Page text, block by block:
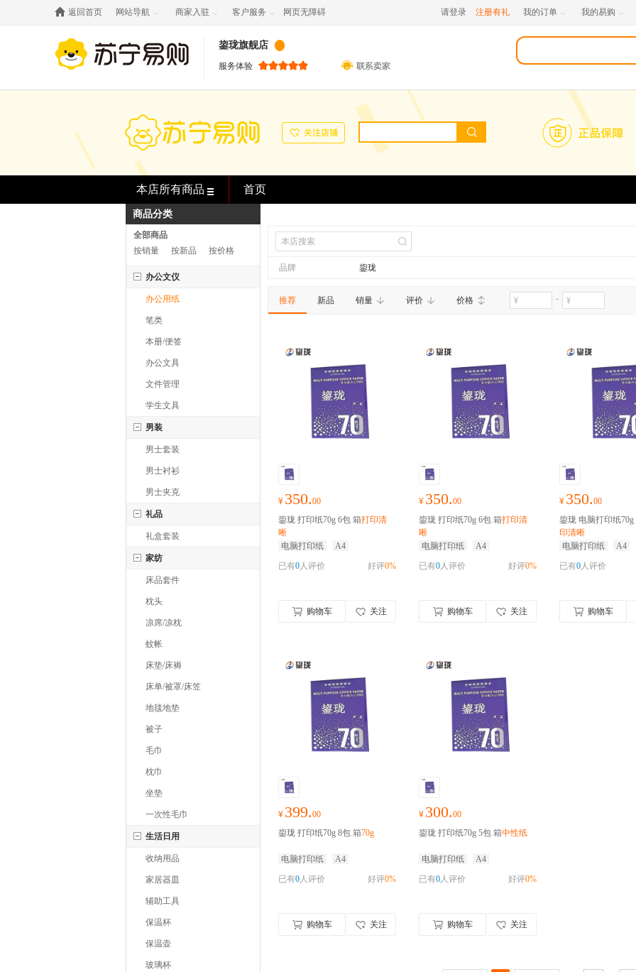
 返回首页 网站导航  商家入驻  客户服务  网页无障碍 请登录 注册有礼 我的订单  我的易购 
鋆珑旗舰店
服务体验
本店所有商品 首页
商品分类
全部商品
按销量
按新品 按价格
办公文仪
办公用纸
笔类
本册/便签
办公文具
文件管理
学生文具
男装
男士套装
男士衬衫
男士夹克
礼品
礼盒套装
家纺
床品套件
枕头
凉席/凉枕
蚊帐
床垫/床褥
床单/被罩/床笠
地毯地垫
被子
毛巾
枕巾
坐垫
一次性毛巾
生活日用
收纳用品
家居器皿
辅助工具
保温杯
保温壶
玻璃杯
品牌 鋆珑
推荐 新品 销量 评价 价格 -
¥ 350.00
鋆珑 打印纸70g 6包 箱打印清
晰
电脑打印纸
A4
已有0人评价 好评0%
购物车 关注
¥ 350.00
鋆珑 打印纸70g 6包 箱打印清
晰
电脑打印纸
A4
已有0人评价 好评0%
购物车 关注
¥ 350.00
鋆珑 电脑打印纸70g
印清晰
电脑打印纸
A4
已有0人评价
购物车
¥ 399.00
鋆珑 打印纸70g 8包 箱70g
电脑打印纸
A4
已有0人评价 好评0%
购物车 关注
¥ 300.00
鋆珑 打印纸70g 5包 箱中性纸
电脑打印纸
A4
已有0人评价 好评0%
购物车 关注